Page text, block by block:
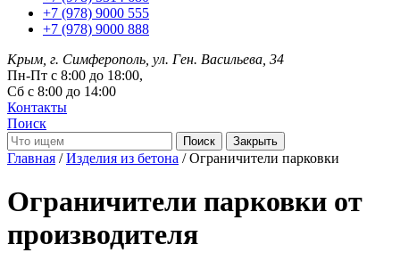
+7 (978) 9000 555
+7 (978) 9000 888
Крым, г. Симферополь, ул. Ген. Васильева, 34
Пн-Пт с 8:00 до 18:00,
Сб с 8:00 до 14:00
Контакты
Поиск
Закрыть
Главная /Изделия из бетона / Ограничители парковки
Ограничители парковки от
производителя